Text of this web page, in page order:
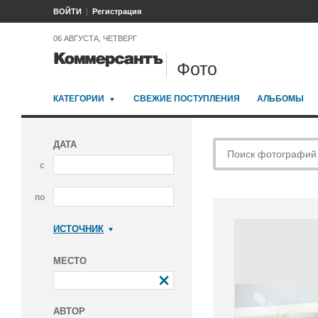
ВОЙТИ Регистрация
06 АВГУСТА, ЧЕТВЕРГ
Фото
КАТЕГОРИИ СВЕЖИЕ ПОСТУПЛЕНИЯ АЛЬБОМЫ
ДАТА
с
по
ИСТОЧНИК
МЕСТО
АВТОР